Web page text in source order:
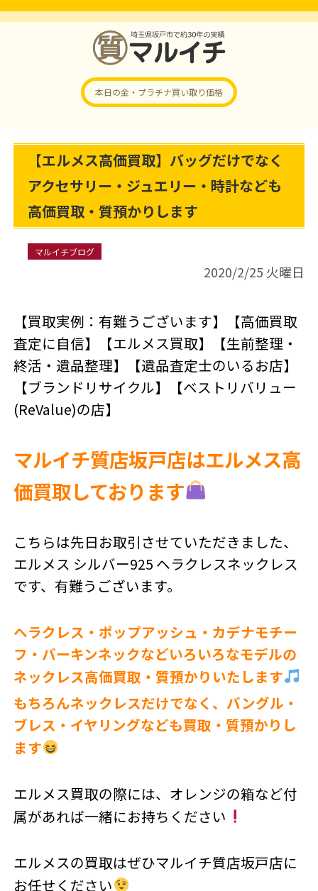
本日の金・プラチナ買い取り価格
【エルメス高価買取】バッグだけでなく
アクセサリー・ジュエリー・時計なども
高価買取・質預かりします
マルイチブログ
2020/2/25 火曜日
【買取実例：有難うございます】【高価買取
査定に自信】【エルメス買取】【生前整理・
終活・遺品整理】【遺品査定士のいるお店】
【ブランドリサイクル】【ベストリバリュー
(ReValue)の店】
マルイチ質店坂戸店はエルメス高
価買取しております
こちらは先日お取引させていただきました、
エルメス シルバー925 ヘラクレスネックレス
です、有難うございます。
ヘラクレス・ポップアッシュ・カデナモチー
フ・バーキンネックなどいろいろなモデルの
ネックレス高価買取・質預かりいたします
もちろんネックレスだけでなく、バングル・
ブレス・イヤリングなども買取・質預かりし
ます
エルメス買取の際には、オレンジの箱など付
属があれば一緒にお持ちください
エルメスの買取はぜひマルイチ質店坂戸店に
お任せください